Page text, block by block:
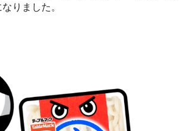
りました。